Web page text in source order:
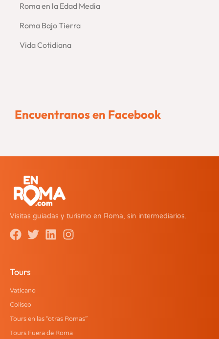
Roma en la Edad Media
Roma Bajo Tierra
Vida Cotidiana
Encuentranos en Facebook
Visitas guiadas y turismo en Roma, sin intermediarios.
Tours
Vaticano
Coliseo
Tours en las “otras Romas”
Tours Fuera de Roma